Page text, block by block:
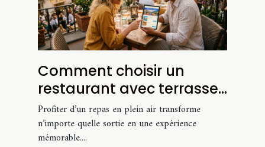
Comment choisir un
restaurant avec terrasse
pour une expérience
unique ?
Profiter d’un repas en plein air transforme
n’importe quelle sortie en une expérience
mémorable....